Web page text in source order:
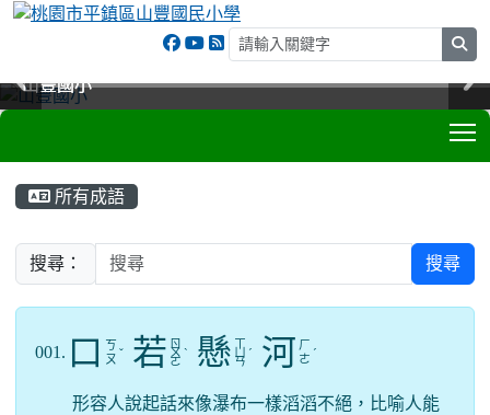
山豐國小
山豐國小
山豐國小
山豐國小
所有成語
搜尋： 搜尋
001. 口
ㄎ
ㄡ ˇ 若 ㄖ
ㄨ
ㄛ
ˋ 懸 ㄩ
ㄢ
ˊ 河 ㄏ
ㄜ ˊ
形容人說起話來像瀑布一樣滔滔不絕，比喻人能